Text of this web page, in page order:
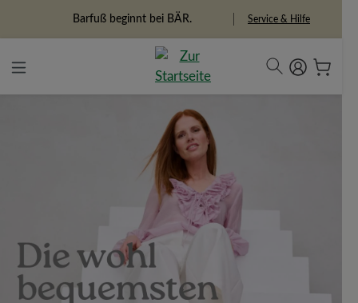
springenBarfuß beginnt bei BÄR. Service & Hilfe